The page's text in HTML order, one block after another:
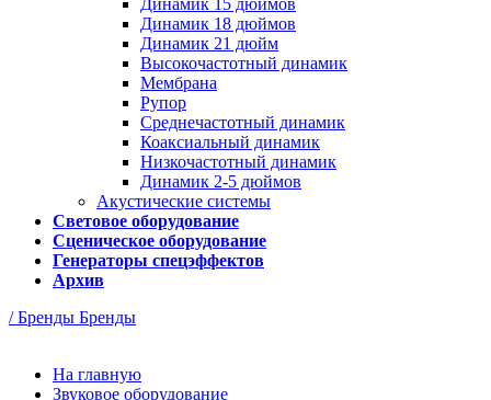
Динамик 15 дюймов
Динамик 18 дюймов
Динамик 21 дюйм
Высокочастотный динамик
Мембрана
Рупор
Среднечастотный динамик
Коаксиальный динамик
Низкочастотный динамик
Динамик 2-5 дюймов
Акустические системы
Световое оборудование
Сценическое оборудование
Генераторы спецэффектов
Архив
/ Бренды Бренды
На главную
Звуковое оборудование